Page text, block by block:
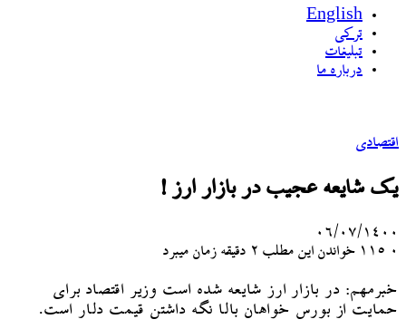
English
ترکی
تبلیغات
درباره ما
اقتصادی
یک شایعه عجیب در بازار ارز !
۰۶/۰۷/۱۴۰۰
۰
خواندن این مطلب 2 دقیقه زمان میبرد
خبرمهم: در بازار ارز شایعه شده است وزیر اقتصاد برای
حمایت از بورس خواهان بالا نگه داشتن قیمت دلار است.